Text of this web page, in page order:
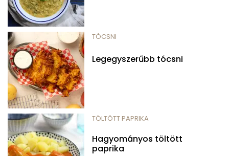
TÓCSNI
Legegyszerűbb tócsni
TÖLTÖTT PAPRIKA
Hagyományos töltött
paprika